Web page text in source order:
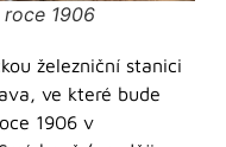
1906
železniční stanici
ve které bude
1906 v